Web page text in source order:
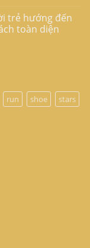
trẻ hướng đến
toàn diện
run shoe
stars